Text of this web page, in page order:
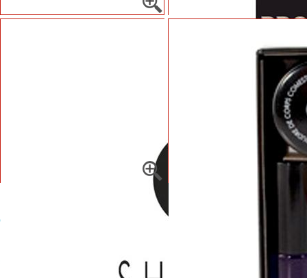
OTROS PRODUCTOS QUE TAMBIÉN TE PUEDEN